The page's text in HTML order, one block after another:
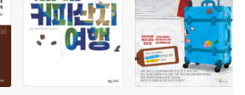
제1차 세계대전에 의한 대폭락 170·미국의 일대
째 대폭락 173·2차 대전 때 병사에게 지급된 커피 1
177·국제커피협정 탄생 179·떠돌이 커피 180·제2
트 웨이브? 185